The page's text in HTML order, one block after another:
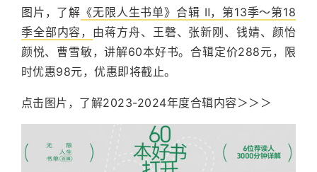
图片，了解 《无限人生书单》合辑 Ⅱ，第13季～第18
季全部内容， 由蒋方舟、王磬、张新刚、钱婧、颜怡
颜悦、曹雪敏，讲解60本好书。合辑定价288元，限
时优惠98元，优惠即将截止。
点击图片，了解2023-2024年度合辑内容＞＞＞